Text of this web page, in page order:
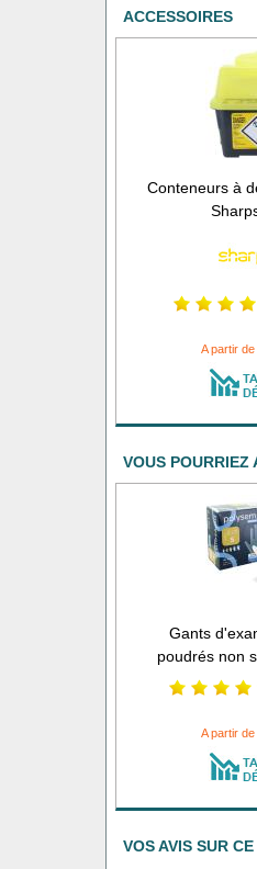
ACCESSOIRES
Conteneurs à
A partir de
VOUS POURRIEZ
Gants
poudrés non
A partir de
VOS AVIS SUR